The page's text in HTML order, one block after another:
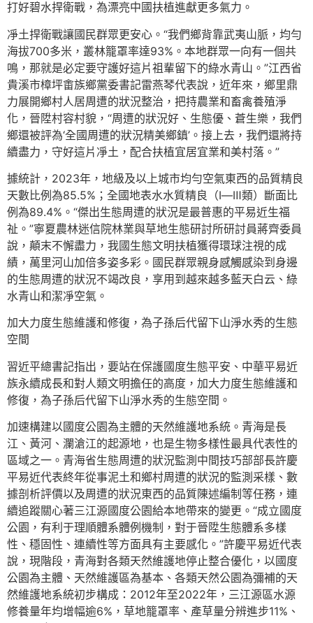
打好碧水捍衛戰，為漂亮中國扶植進獻更多氣力。
凈土捍衛戰讓國民群眾更安心。“我們鄉背靠武夷山脈，均勻
海拔700多米，叢林籠罩率達93%。本地群眾一向有一個共
鳴，那就是必定要守護好這片祖輩留下的綠水青山。”江西省
貴溪市樟坪畬族鄉黨委書記雷燕琴代表說，近年來，鄉里鼎
力展開鄉村人居周遭的狀況整治，把持農業和畜禽養殖淨
化，晉陞村容村貌，“周遭的狀況好、生態優、蒼生樂，我們
鄉還被評為‘全國周遭的狀況精美鄉鎮’。接上去，我們還將持
續盡力，守好這片凈土，配合扶植宜居宜業和美村落。”
據統計，2023年，地級及以上城市均勻空氣東西的品質精良
天數比例為85.5%；全國地表水水質精良（Ⅰ—Ⅲ類）斷面比
例為89.4%。“傑出生態周遭的狀況是最普惠的平易近生福
祉。”寧夏農林迷信院林業與草地生態研討所研討員蔣齊委員
說，顛末不懈盡力，我國生態文明扶植獲得環球注視的成
績，萬里河山加倍多姿多彩。國民群眾親身感觸感染到身邊
的生態周遭的狀況不竭改良，享用到越來越多藍天白云、綠
水青山和潔凈空氣。
加大力度生態維護和修復，為子孫后代留下山淨水秀的生態
空間
習近平總書記指出，要站在保護國度生態平安、中華平易近
族永續成長和對人類文明擔任的高度，加大力度生態維護和
修復，為子孫后代留下山淨水秀的生態空間。
加速構建以國度公園為主體的天然維護地系統。青海是長
江、黃河、瀾滄江的起源地，也是生物多樣性最具代表性的
區域之一。青海省生態周遭的狀況監測中間技巧部部長許慶
平易近代表終年從事泥土和鄉村周遭的狀況的監測采樣、數
據剖析評價以及周遭的狀況東西的品質陳述編制等任務，連
續追蹤關心著三江源國度公園給本地帶來的變更。“成立國度
公園，有利于理順體系體例機制，對于晉陞生態體系多樣
性、穩固性、連續性等方面具有主要感化。”許慶平易近代表
說，現階段，青海對各類天然維護地停止整合優化，以國度
公園為主體、天然維護區為基本、各類天然公園為彌補的天
然維護地系統初步構成：2012年至2022年，三江源區水源
修養量年均增幅逾6%，草地籠罩率、產草量分辨進步11%、